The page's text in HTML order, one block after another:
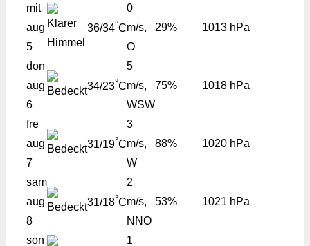
mit
aug
5
36/34°C
0
m/s,
O
29% 1013 hPa
don
aug
6
34/23°C
5
m/s,
WSW
75% 1018 hPa
fre
aug
7
31/19°C
3
m/s,
W
88% 1020 hPa
sam
aug
8
31/18°C
2
m/s,
NNO
53% 1021 hPa
son
1